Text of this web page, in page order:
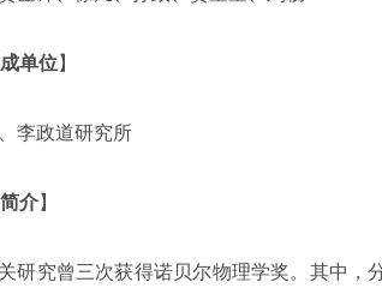
单位】
李政道研究所
介】
研究曾三次获得诺贝尔物理学奖。其中，